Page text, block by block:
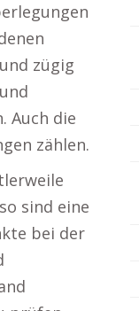
zügig
Auch die
zählen.
sind eine
bei der